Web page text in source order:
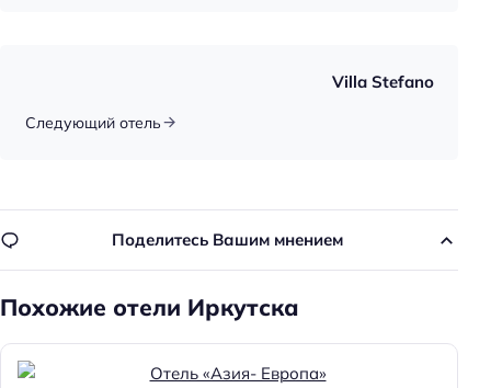
Villa Stefano
Следующий отель
Поделитесь Вашим мнением
Похожие отели Иркутска